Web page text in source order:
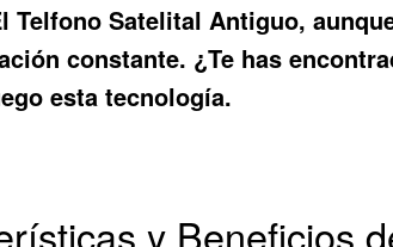
Telfono Satelital Antiguo,
constante. ¿Te has
esta tecnología.
y Beneficios